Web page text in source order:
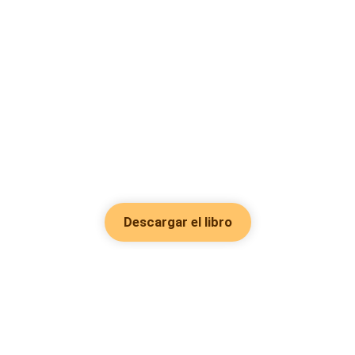
Descargar el libro